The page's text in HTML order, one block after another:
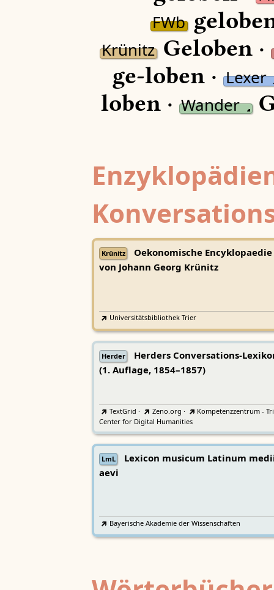
FWb
KrünitzGeloben ·
ge-loben · Lexer
loben · Wander
Krünitz
Oekonomische Encyklopaedie
von Johann Georg Krünitz
Universitätsbibliothek Trier
Herder
Herders Conversations-
(1. Auflage, 1854–1857)
TextGrid · Zeno.org ·
Kompetenzzentrum -
Center for Digital Humanities
LmL
Lexicon musicum Latinum
aevi
Bayerische Akademie der Wissenschaften